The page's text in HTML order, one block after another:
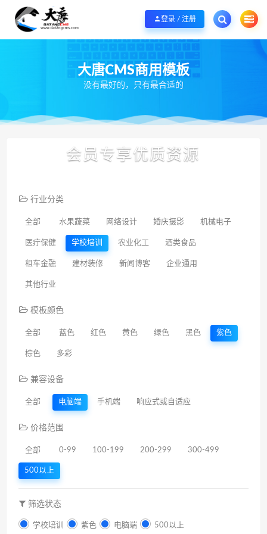
欢迎您光临大唐CMS网，本站秉承服务宗旨 履行“站长”责任，销售只是起点 服
登录 / 注册
大唐CMS商用模板
没有最好的，只有最合适的
会员专享优质资源
行业分类
全部 水果蔬菜 网络设计 婚庆摄影 机械电子
医疔保健 学校培训 农业化工 酒类食品
租车金融 建材装修 新闻博客 企业通用
其他行业
模板颜色
全部 蓝色 红色 黄色 绿色 黑色 紫色
棕色 多彩
兼容设备
全部 电脑端 手机端 响应式或自适应
价格范围
全部 0-99 100-199 200-299 300-499
500以上
筛选状态
学校培训 紫色 电脑端 500以上